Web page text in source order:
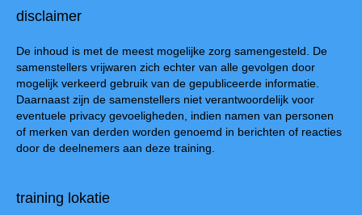
disclaimer
De inhoud is met de meest mogelijke zorg samengesteld. De
samenstellers vrijwaren zich echter van alle gevolgen door
mogelijk verkeerd gebruik van de gepubliceerde informatie.
Daarnaast zijn de samenstellers niet verantwoordelijk voor
eventuele privacy gevoeligheden, indien namen van personen
of merken van derden worden genoemd in berichten of reacties
door de deelnemers aan deze training.
training lokatie